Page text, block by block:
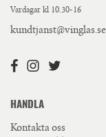
Vardagar kl 10.30-16
kundtjanst@vinglas.se
HANDLA
Kontakta oss